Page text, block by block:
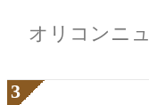
オリコンニ